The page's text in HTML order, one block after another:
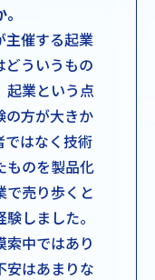
主催する起業
どういうもの
起業という点
の方が大きか
ではなく技術
ものを製品化
で売り歩くと
しました。
中ではあり
安はあまりな